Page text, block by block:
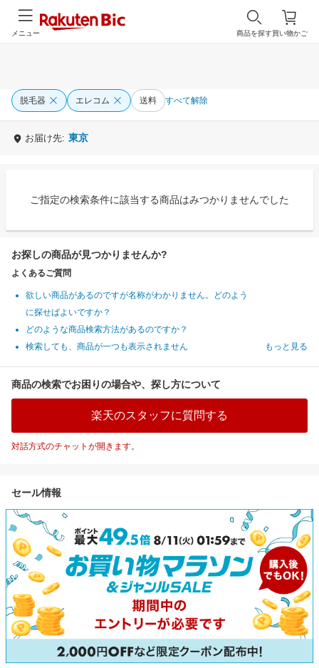
買い物かご
商品を探す
メニュー
脱毛器 エレコム 送料 すべて解除
お届け先: 東京
ご指定の検索条件に該当する商品はみつかりませんでした
お探しの商品が見つかりませんか?
よくあるご質問
欲しい商品があるのですが名称がわかりません。どのよう
に探せばよいですか？
どのような商品検索方法があるのですか？
検索しても、商品が一つも表示されません
もっと見る
商品の検索でお困りの場合や、探し方について
楽天のスタッフに質問する
対話方式のチャットが開きます。
セール情報